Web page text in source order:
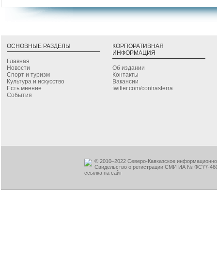
ОСНОВНЫЕ РАЗДЕЛЫ
Главная
Новости
Спорт и туризм
Культура и искусство
Есть мнение
События
КОРПОРАТИВНАЯ
ИНФОРМАЦИЯ
Об издании
Контакты
Вакансии
twitter.com/contrasterra
© 2010–2022 Северо-Кавказское
Свидельство о регистрации СМИ ИА № ФС77-
ссылка на сайт